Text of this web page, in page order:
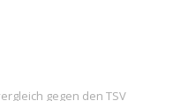
gegen den TSV